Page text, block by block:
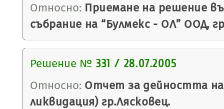
Относно: Приемане на решение
събрание на “Булмекс - ОЛ” ООД,
Решение № 331 / 28.07.2005
Относно: Отчет за дейността
ликвидация) гр.Лясковец.